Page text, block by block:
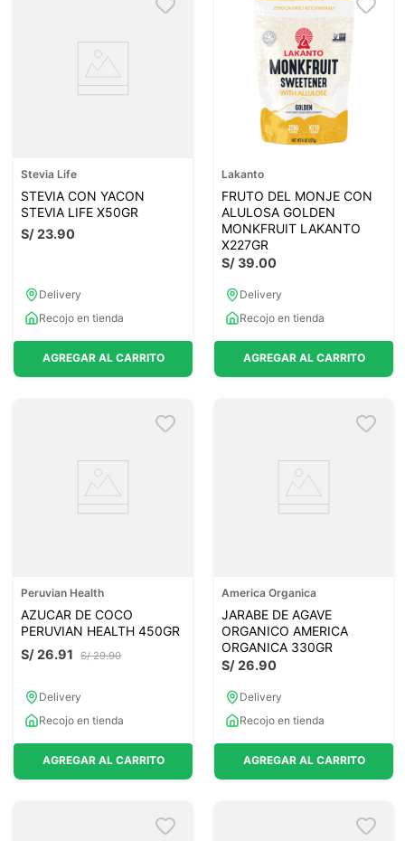
Stevia Life
STEVIA CON YACON
STEVIA LIFE X50GR
S/23.90
Delivery
Recojo en tienda
AGREGAR AL CARRITO
Lakanto
FRUTO DEL MONJE CON
ALULOSA GOLDEN
MONKFRUIT LAKANTO
X227GR
S/39.00
Delivery
Recojo en tienda
AGREGAR AL CARRITO
Peruvian Health
AZUCAR DE COCO
PERUVIAN HEALTH 450GR
S/ 29.90
S/26.91
Delivery
Recojo en tienda
AGREGAR AL CARRITO
America Organica
JARABE DE AGAVE
ORGANICO AMERICA
ORGANICA 330GR
S/26.90
Delivery
Recojo en tienda
AGREGAR AL CARRITO